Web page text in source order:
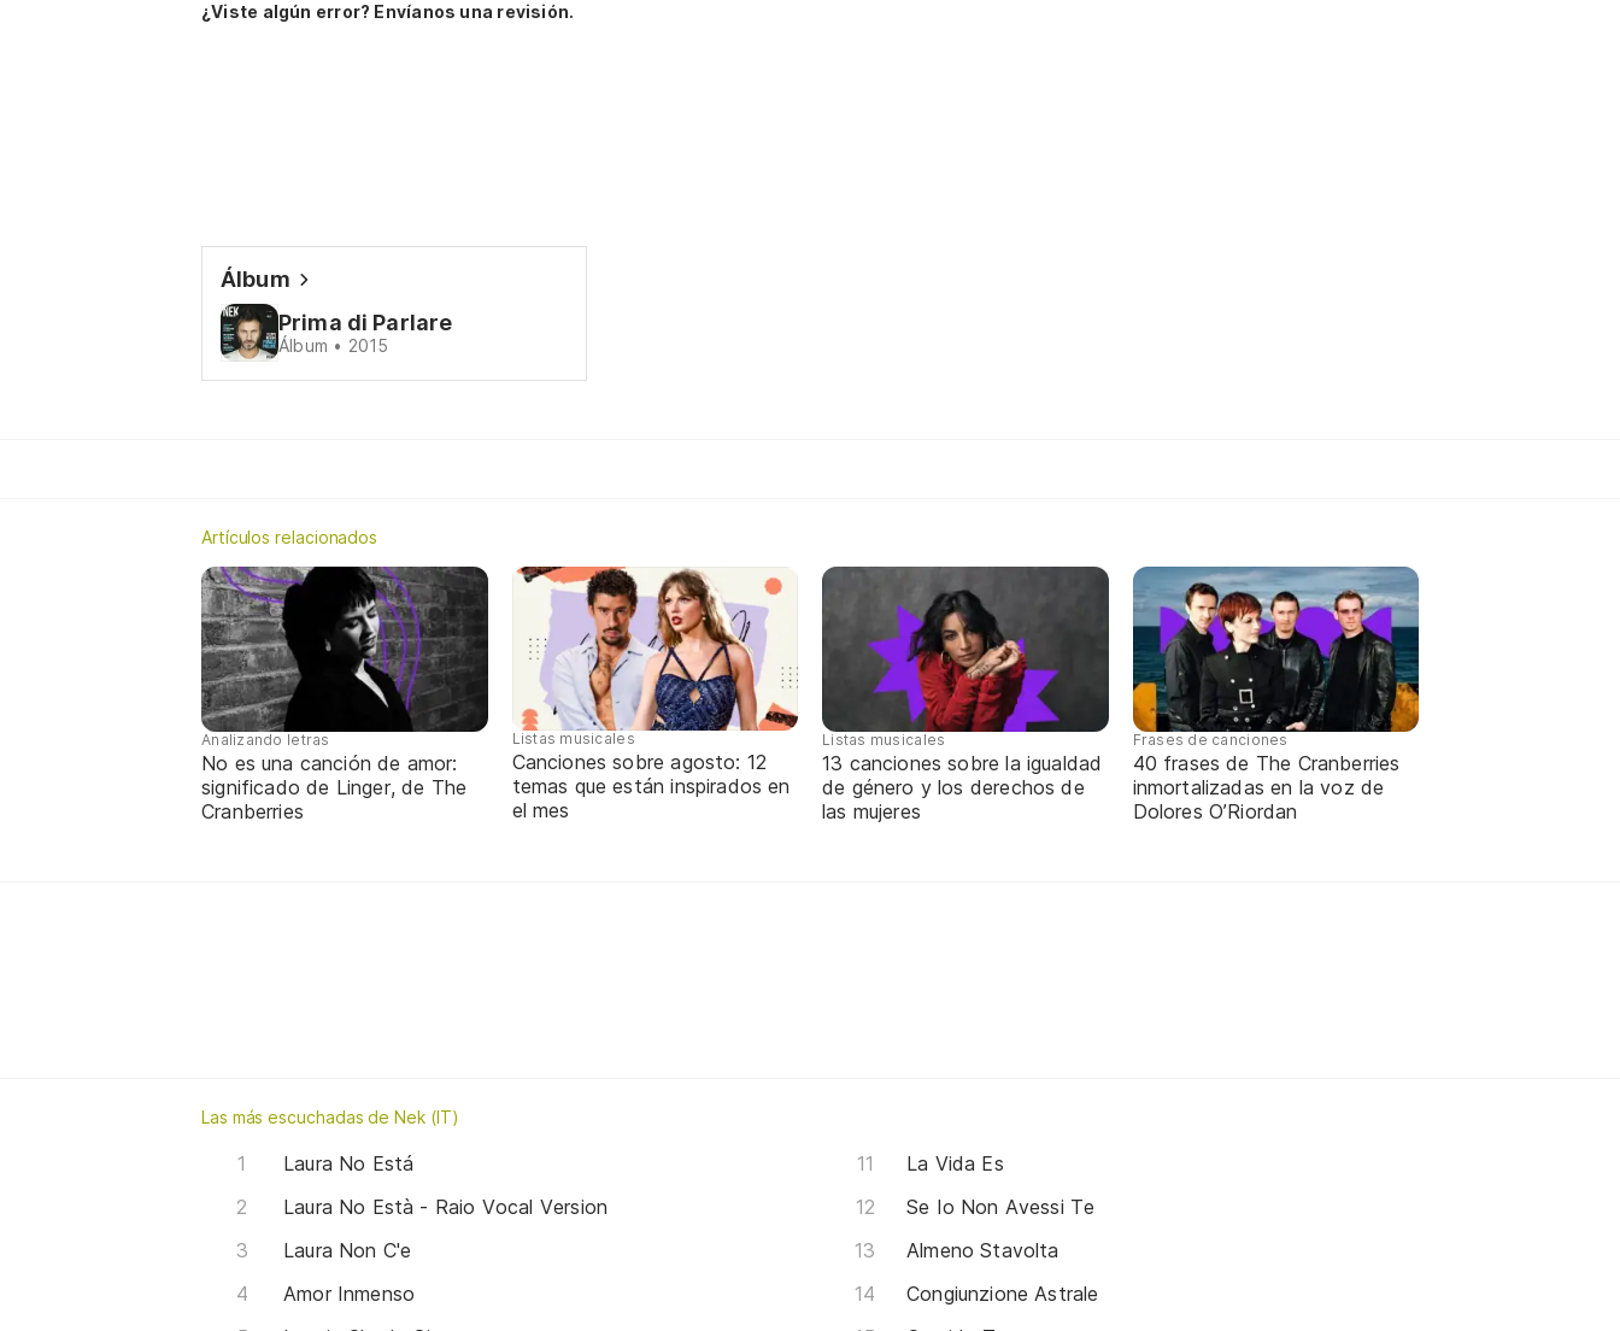
¿Viste algún error? Envíanos una revisión.
Álbum
Prima di Parlare
Álbum • 2015
Artículos relacionados
Analizando letras
No es una canción de amor:
significado de Linger, de The
Cranberries
Listas musicales
Canciones sobre agosto: 12
temas que están inspirados en
el mes
Listas musicales
13 canciones sobre la igualdad
de género y los derechos de
las mujeres
Frases de canciones
40 frases de The Cranberries
inmortalizadas en la voz de
Dolores O’Riordan
Las más escuchadas de Nek (IT)
Laura No Está
Laura No Està - Raio Vocal Version
Laura Non C'e
Amor Inmenso
La Vida Es
Se Io Non Avessi Te
Almeno Stavolta
Congiunzione Astrale